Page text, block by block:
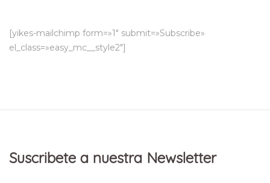
[yikes-mailchimp form=»1″ submit=»Subscribe»
el_class=»easy_mc__style2″]
Suscribete a nuestra Newsletter